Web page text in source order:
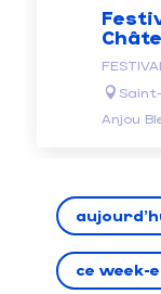
Anjou
ce week-